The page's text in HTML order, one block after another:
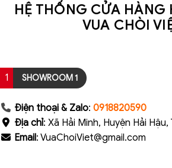
HỆ THỐNG CỬA HÀNG
VUA CHÒI
1 SHOWROOM 1
Điện thoại & Zalo: 0918820590
Địa chỉ: Xã Hải Minh, Huyện Hải
Email: VuaChoiViet@gmail.com